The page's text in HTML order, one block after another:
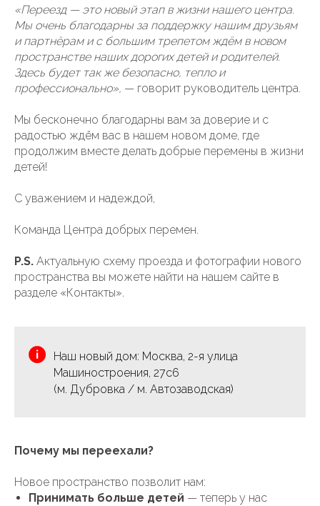
«Переезд — это новый этап в жизни нашего центра.
Мы очень благодарны за поддержку нашим друзьям
и партнёрам и с большим трепетом ждём в новом
пространстве наших дорогих детей и родителей.
Здесь будет так же безопасно, тепло и
профессионально», — говорит руководитель центра.
Мы бесконечно благодарны вам за доверие и с
радостью ждём вас в нашем новом доме, где
продолжим вместе делать добрые перемены в жизни
детей!
С уважением и надеждой,
Команда Центра добрых перемен.
P.S. Актуальную схему проезда и фотографии нового
пространства вы можете найти на нашем сайте в
разделе «Контакты».
Наш новый дом: Москва, 2-я улица
Машиностроения, 27с6
(м. Дубровка / м. Автозаводская)
Почему мы переехали?
Новое пространство позволит нам:
Принимать больше детей — теперь у нас